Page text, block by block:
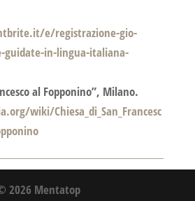
e/registrazione-gio-
in-lingua-italiana-
al Fopponino”, Milano.
wiki/Chiesa_di_San_Francesc
2026 Mentatop